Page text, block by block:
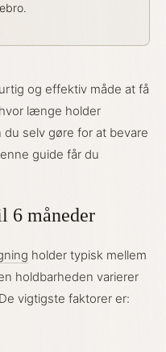
og effektiv måde at få
længe holder
selv gøre for at bevare
guide får du
6 måneder
holder typisk mellem
holdbarheden varierer
vigtigste faktorer er: